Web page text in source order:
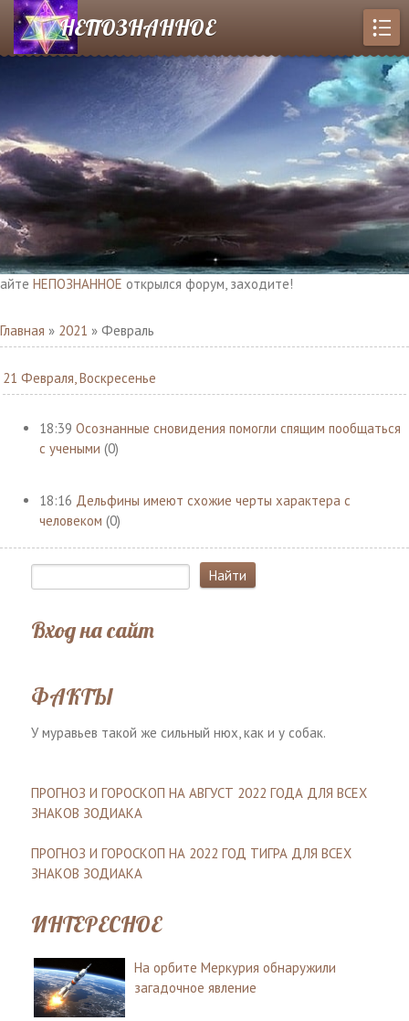
НЕПОЗНАННОЕ
открылся форум, заходите!
Главная » 2021 » Февраль
21 Февраля, Воскресенье
18:39 Осознанные сновидения помогли спящим пообщаться
с учеными (0)
18:16 Дельфины имеют схожие черты характера с
человеком (0)
Вход на сайт
ФАКТЫ
У муравьев такой же сильный нюх, как и у собак.
ПРОГНОЗ И ГОРОСКОП НА АВГУСТ 2022 ГОДА ДЛЯ ВСЕХ
ЗНАКОВ ЗОДИАКА
ПРОГНОЗ И ГОРОСКОП НА 2022 ГОД ТИГРА ДЛЯ ВСЕХ
ЗНАКОВ ЗОДИАКА
ИНТЕРЕСНОЕ
На орбите Меркурия обнаружили
загадочное явление